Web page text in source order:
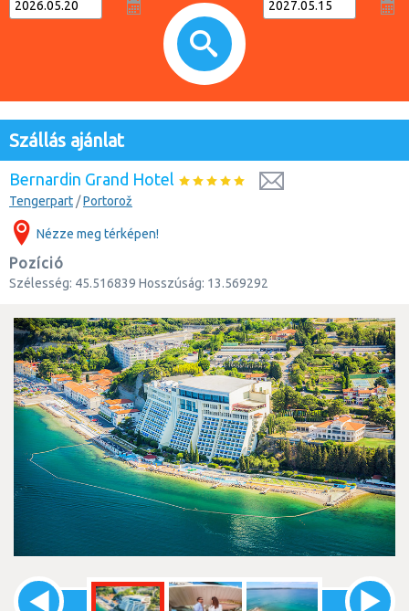
Szállás ajánlat
Bernardin Grand Hotel
Tengerpart /Portorož
Nézze meg térképen!
Pozíció
Szélesség: 45.516839 Hosszúság: 13.569292